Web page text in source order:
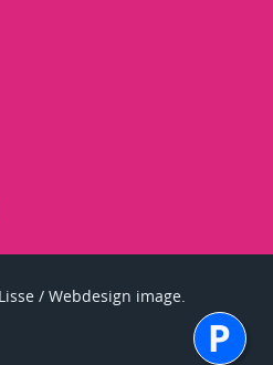
/ Webdesign image.